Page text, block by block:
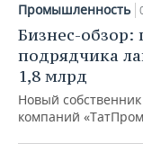
Промышленность
Бизнес-обзор:
подрядчика
1,8 млрд
Новый
компаний